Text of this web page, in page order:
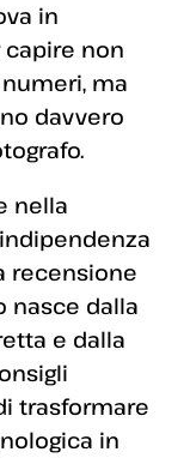
in
non
ma
davvero
nella
recensione
nasce dalla
e dalla
trasformare
in